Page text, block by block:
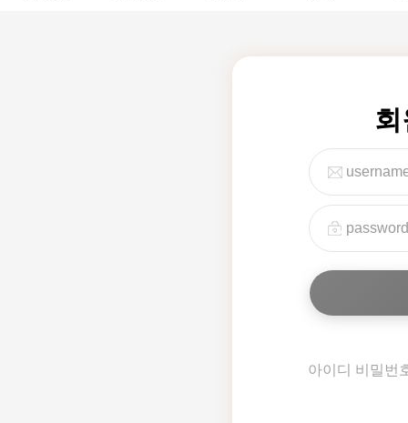
아이디 비밀번